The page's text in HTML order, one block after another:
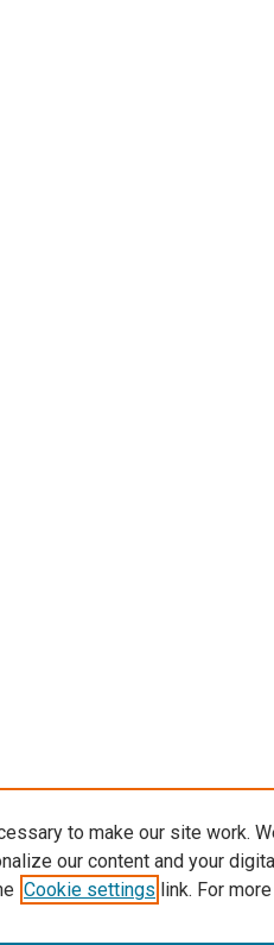
to make our site work.
our content and your
Cookie settings link. For